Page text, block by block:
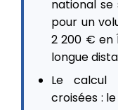
national
pour un
2 200 € en
longue
Le calcul
croisées :